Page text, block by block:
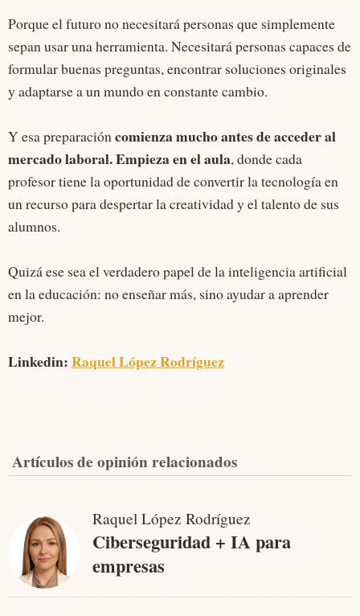
Porque el futuro no necesitará personas que simplemente
sepan usar una herramienta. Necesitará personas capaces de
formular buenas preguntas, encontrar soluciones originales
y adaptarse a un mundo en constante cambio.
Y esa preparacióncomienza mucho antes de acceder al
mercado laboral. Empieza en el aula, donde cada
profesor tiene la oportunidad de convertir la tecnología en
un recurso para despertar la creatividad y el talento de sus
alumnos.
Quizá ese sea el verdadero papel de la inteligencia artificial
en la educación: no enseñar más, sino ayudar a aprender
mejor.
Linkedin:Raquel López Rodríguez
Artículos de opinión relacionados
Raquel López Rodríguez
Ciberseguridad + IA para
empresas